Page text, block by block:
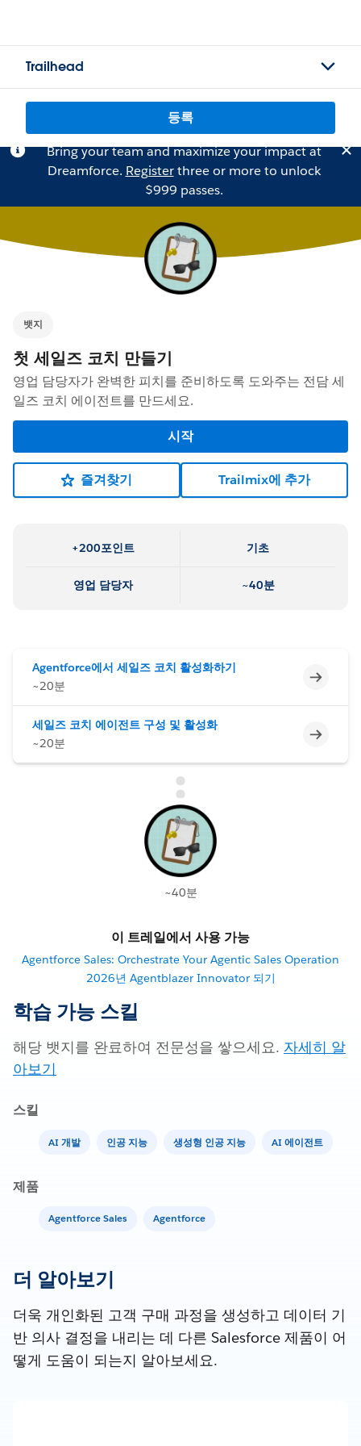
Trailhead
등록
Bring your team and maximize your impact at
Dreamforce. Registerthree or more to unlock
$999 passes.
뱃지
첫 세일즈 코치 만들기
영업 담당자가 완벽한 피치를 준비하도록 도와주는 전담 세
일즈 코치 에이전트를 만드세요.
시작
즐겨찾기 Trailmix에 추가
+200포인트 기초
영업 담당자 ~40분
Agentforce에서 세일즈 코치 활성화하기
~20분
미완료
세일즈 코치 에이전트 구성 및 활성화
~20분
미완료
~40분
이 트레일에서 사용 가능
Agentforce Sales: Orchestrate Your Agentic Sales Operation
2026년 Agentblazer Innovator 되기
학습 가능 스킬
해당 뱃지를 완료하여 전문성을 쌓으세요. 자세히 알
아보기
스킬
AI 개발 인공 지능 생성형 인공 지능 AI 에이전트
제품
Agentforce Sales Agentforce
더 알아보기
더욱 개인화된 고객 구매 과정을 생성하고 데이터 기
반 의사 결정을 내리는 데 다른 Salesforce 제품이 어
떻게 도움이 되는지 알아보세요.